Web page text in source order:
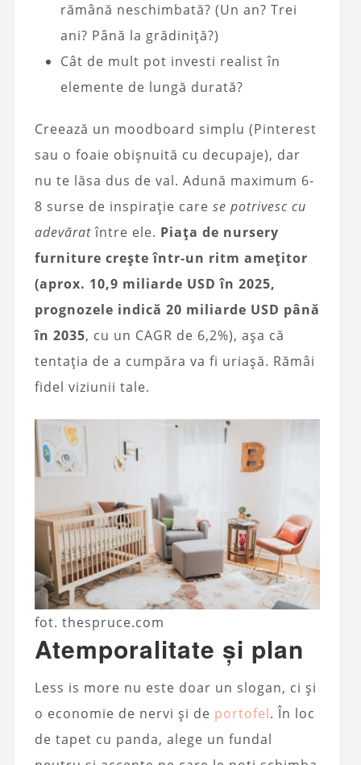
rămână neschimbată? (Un an? Trei
ani? Până la grădiniță?)
Cât de mult pot investi realist în
elemente de lungă durată?
Creează un moodboard simplu (Pinterest
sau o foaie obișnuită cu decupaje), dar
nu te lăsa dus de val. Adună maximum 6-
8 surse de inspirație care se potrivesc cu
adevăratîntre ele. Piața de nursery
furniture crește într-un ritm amețitor
(aprox. 10,9 miliarde USD în 2025,
prognozele indică 20 miliarde USD până
în 2035, cu un CAGR de 6,2%), așa că
tentația de a cumpăra va fi uriașă. Rămâi
fidel viziunii tale.
fot. thespruce.com
Atemporalitate și plan
Less is more nu este doar un slogan, ci și
o economie de nervi și de portofel. În loc
de tapet cu panda, alege un fundal